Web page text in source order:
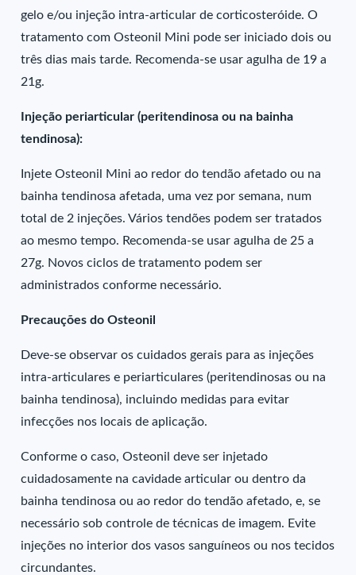
gelo e/ou injeção intra-articular de corticosteróide. O
tratamento com Osteonil Mini pode ser iniciado dois ou
três dias mais tarde. Recomenda-se usar agulha de 19 a
21g.
Injeção periarticular (peritendinosa ou na bainha
tendinosa):
Injete Osteonil Mini ao redor do tendão afetado ou na
bainha tendinosa afetada, uma vez por semana, num
total de 2 injeções. Vários tendões podem ser tratados
ao mesmo tempo. Recomenda-se usar agulha de 25 a
27g. Novos ciclos de tratamento podem ser
administrados conforme necessário.
Precauções do Osteonil
Deve-se observar os cuidados gerais para as injeções
intra-articulares e periarticulares (peritendinosas ou na
bainha tendinosa), incluindo medidas para evitar
infecções nos locais de aplicação.
Conforme o caso, Osteonil deve ser injetado
cuidadosamente na cavidade articular ou dentro da
bainha tendinosa ou ao redor do tendão afetado, e, se
necessário sob controle de técnicas de imagem. Evite
injeções no interior dos vasos sanguíneos ou nos tecidos
circundantes.